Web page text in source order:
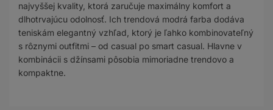
najvyššej kvality, ktorá zaručuje maximálny komfort a
dlhotrvajúcu odolnosť. Ich trendová modrá farba dodáva
teniskám elegantný vzhľad, ktorý je ľahko kombinovateľný
s rôznymi outfitmi – od casual po smart casual. Hlavne v
kombinácii s džínsami pôsobia mimoriadne trendovo a
kompaktne.